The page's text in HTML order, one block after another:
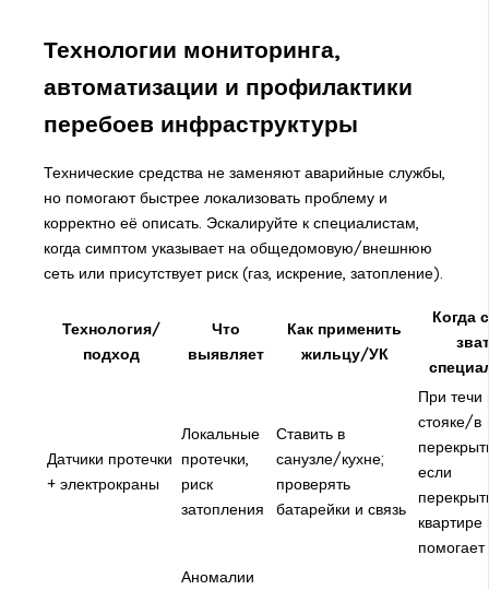
Технологии мониторинга,
автоматизации и профилактики
перебоев инфраструктуры
Технические средства не заменяют аварийные службы,
но помогают быстрее локализовать проблему и
корректно её описать. Эскалируйте к специалистам,
когда симптом указывает на общедомовую/внешнюю
сеть или присутствует риск (газ, искрение, затопление).
Технология/
подход
Что
выявляет
Как применить
жильцу/УК
Когда
Датчики протечки
+ электрокраны
Локальные
протечки,
риск
затопления
Ставить в
санузле/кухне;
проверять
батарейки и связь
При течи
стояке/в
если
квартире
помогает
Аномалии